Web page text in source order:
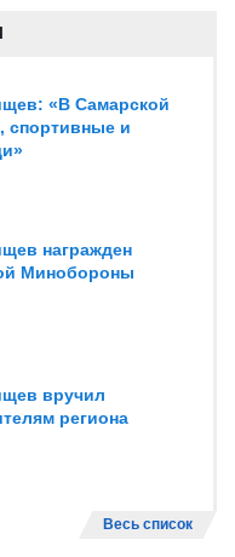
«В Самарской
спортивные и
награжден
Минобороны
вручил
региона
Весь список